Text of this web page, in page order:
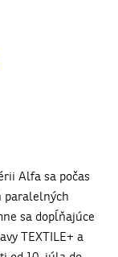
Alfa sa počas
paralelných
sa dopĺňajúce
TEXTILE+ a